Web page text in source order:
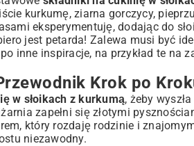
kurkumę, ziarna gorczycy,
eksperymentuję, dodając do
jest petarda! Zalewa musi być
inne inspiracje, na przykład te na
Krok po
w słoikach z kurkumą, żeby
zapełni się złotymi
który rozdaję rodzinie i
niezawodny.